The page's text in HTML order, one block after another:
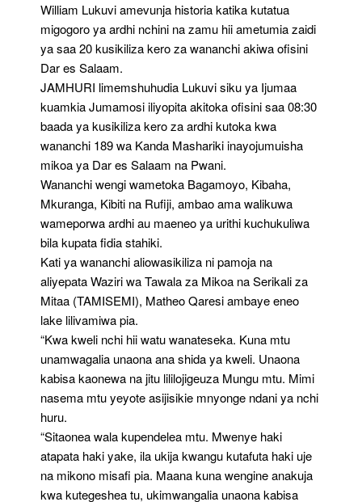
William Lukuvi amevunja historia katika kutatua
migogoro ya ardhi nchini na zamu hii ametumia zaidi
ya saa 20 kusikiliza kero za wananchi akiwa ofisini
Dar es Salaam.
JAMHURI limemshuhudia Lukuvi siku ya Ijumaa
kuamkia Jumamosi iliyopita akitoka ofisini saa 08:30
baada ya kusikiliza kero za ardhi kutoka kwa
wananchi 189 wa Kanda Mashariki inayojumuisha
mikoa ya Dar es Salaam na Pwani.
Wananchi wengi wametoka Bagamoyo, Kibaha,
Mkuranga, Kibiti na Rufiji, ambao ama walikuwa
wameporwa ardhi au maeneo ya urithi kuchukuliwa
bila kupata fidia stahiki.
Kati ya wananchi aliowasikiliza ni pamoja na
aliyepata Waziri wa Tawala za Mikoa na Serikali za
Mitaa (TAMISEMI), Matheo Qaresi ambaye eneo
lake lilivamiwa pia.
“Kwa kweli nchi hii watu wanateseka. Kuna mtu
unamwagalia unaona ana shida ya kweli. Unaona
kabisa kaonewa na jitu lililojigeuza Mungu mtu. Mimi
nasema mtu yeyote asijisikie mnyonge ndani ya nchi
huru.
“Sitaonea wala kupendelea mtu. Mwenye haki
atapata haki yake, ila ukija kwangu kutafuta haki uje
na mikono misafi pia. Maana kuna wengine anakuja
kwa kutegeshea tu, ukimwangalia unaona kabisa